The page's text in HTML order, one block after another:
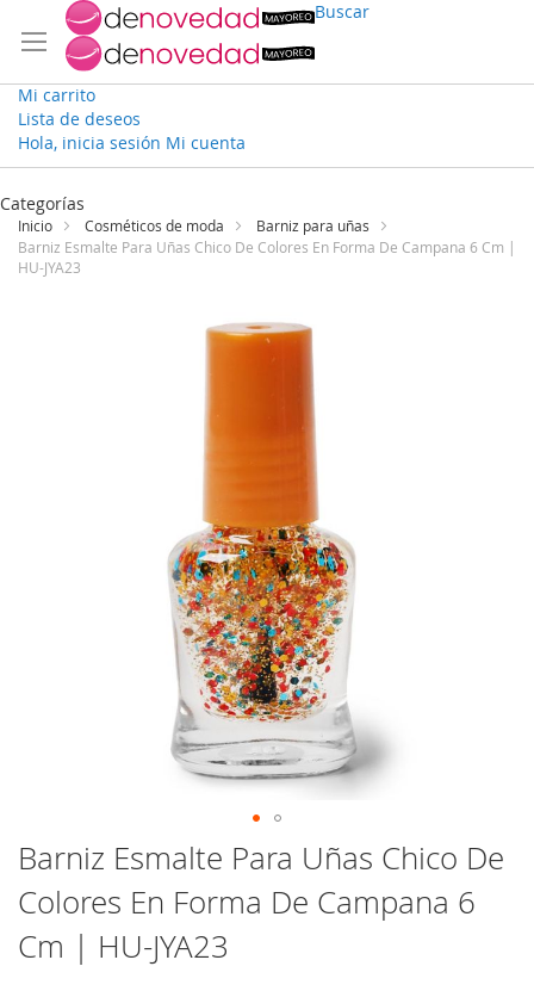
Buscar
Mi carrito
Lista de deseos
Hola, inicia sesión Mi cuenta
Ir
contenido
Categorías
Inicio Cosméticos de moda
Barniz para uñas
Barniz Esmalte Para Uñas Chico De Colores En Forma De Campana 6 Cm |
HU-JYA23
Saltar
al
comienzo
de
la
Barniz Esmalte Para Uñas Chico De
Colores En Forma De Campana 6
Cm | HU-JYA23